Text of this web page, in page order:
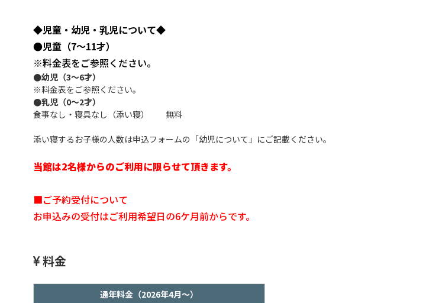
◆児童・幼児・乳児について◆
●児童（7～11才）
※料金表をご参照ください。
●幼児（3～6才）
※料金表をご参照ください。
●乳児（0～2才）
食事なし・寝具なし（添い寝） 無料
添い寝するお子様の人数は申込フォームの「幼児について」にご記載ください。
当館は2名様からのご利用に限らせて頂きます。
■ご予約受付について
お申込みの受付はご利用希望日の6ケ月前からです。
料金
通年料金（2026年4月～）